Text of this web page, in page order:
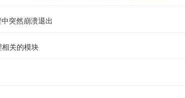
中突然崩溃退出
相关的模块